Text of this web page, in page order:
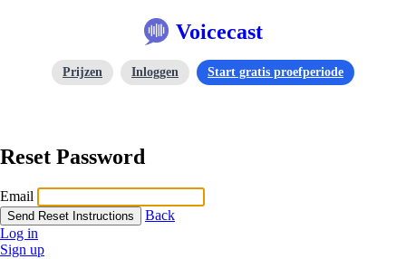
Voicecast
Prijzen Inloggen Start gratis proefperiode
Reset Password
Email
Back
Log in
Sign up